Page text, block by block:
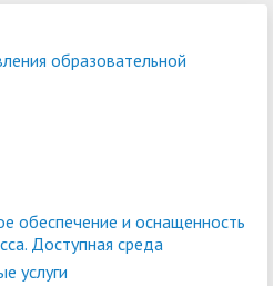
образовательной
обеспечение и оснащенность
Доступная среда
услуги